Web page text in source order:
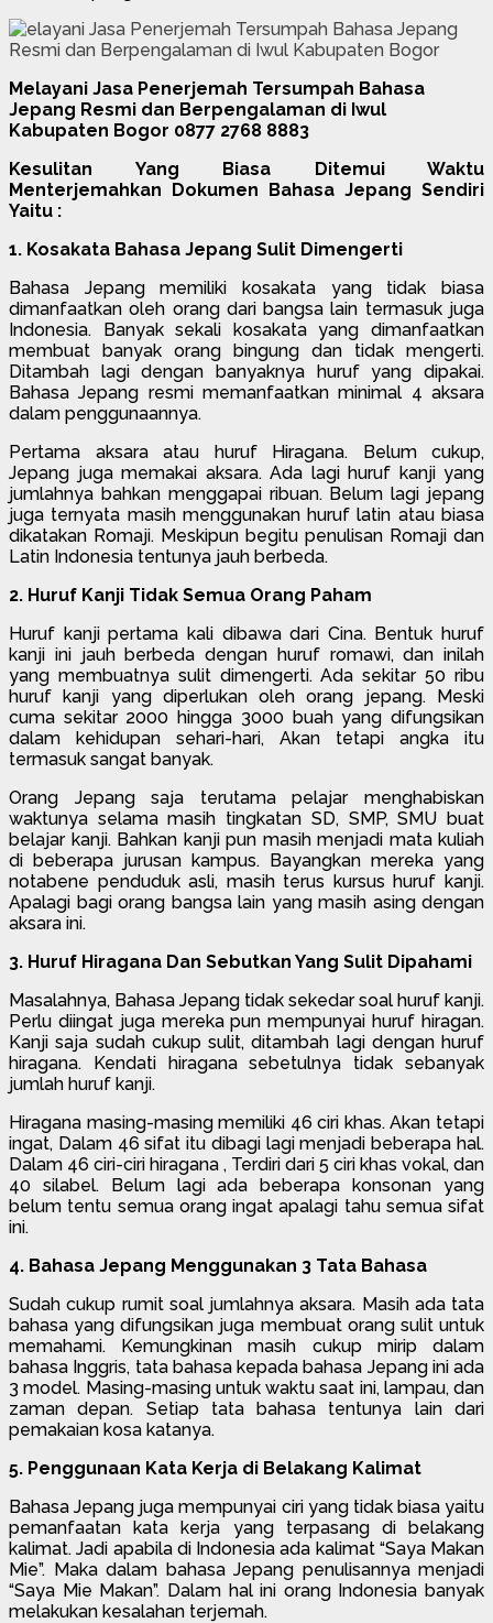
Melayani Jasa Penerjemah Tersumpah Bahasa
Jepang Resmi dan Berpengalaman di Iwul
Kabupaten Bogor 0877 2768 8883
Kesulitan Yang Biasa Ditemui Waktu
Menterjemahkan Dokumen Bahasa Jepang Sendiri
Yaitu :
1. Kosakata Bahasa Jepang Sulit Dimengerti
Bahasa Jepang memiliki kosakata yang tidak biasa
dimanfaatkan oleh orang dari bangsa lain termasuk juga
Indonesia. Banyak sekali kosakata yang dimanfaatkan
membuat banyak orang bingung dan tidak mengerti.
Ditambah lagi dengan banyaknya huruf yang dipakai.
Bahasa Jepang resmi memanfaatkan minimal 4 aksara
dalam penggunaannya.
Pertama aksara atau huruf Hiragana. Belum cukup,
Jepang juga memakai aksara. Ada lagi huruf kanji yang
jumlahnya bahkan menggapai ribuan. Belum lagi jepang
juga ternyata masih menggunakan huruf latin atau biasa
dikatakan Romaji. Meskipun begitu penulisan Romaji dan
Latin Indonesia tentunya jauh berbeda.
2. Huruf Kanji Tidak Semua Orang Paham
Huruf kanji pertama kali dibawa dari Cina. Bentuk huruf
kanji ini jauh berbeda dengan huruf romawi, dan inilah
yang membuatnya sulit dimengerti. Ada sekitar 50 ribu
huruf kanji yang diperlukan oleh orang jepang. Meski
cuma sekitar 2000 hingga 3000 buah yang difungsikan
dalam kehidupan sehari-hari, Akan tetapi angka itu
termasuk sangat banyak.
Orang Jepang saja terutama pelajar menghabiskan
waktunya selama masih tingkatan SD, SMP, SMU buat
belajar kanji. Bahkan kanji pun masih menjadi mata kuliah
di beberapa jurusan kampus. Bayangkan mereka yang
notabene penduduk asli, masih terus kursus huruf kanji.
Apalagi bagi orang bangsa lain yang masih asing dengan
aksara ini.
3. Huruf Hiragana Dan Sebutkan Yang Sulit Dipahami
Masalahnya, Bahasa Jepang tidak sekedar soal huruf kanji.
Perlu diingat juga mereka pun mempunyai huruf hiragan.
Kanji saja sudah cukup sulit, ditambah lagi dengan huruf
hiragana. Kendati hiragana sebetulnya tidak sebanyak
jumlah huruf kanji.
Hiragana masing-masing memiliki 46 ciri khas. Akan tetapi
ingat, Dalam 46 sifat itu dibagi lagi menjadi beberapa hal.
Dalam 46 ciri-ciri hiragana , Terdiri dari 5 ciri khas vokal, dan
40 silabel. Belum lagi ada beberapa konsonan yang
belum tentu semua orang ingat apalagi tahu semua sifat
ini.
4. Bahasa Jepang Menggunakan 3 Tata Bahasa
Sudah cukup rumit soal jumlahnya aksara. Masih ada tata
bahasa yang difungsikan juga membuat orang sulit untuk
memahami. Kemungkinan masih cukup mirip dalam
bahasa Inggris, tata bahasa kepada bahasa Jepang ini ada
3 model. Masing-masing untuk waktu saat ini, lampau, dan
zaman depan. Setiap tata bahasa tentunya lain dari
pemakaian kosa katanya.
5. Penggunaan Kata Kerja di Belakang Kalimat
Bahasa Jepang juga mempunyai ciri yang tidak biasa yaitu
pemanfaatan kata kerja yang terpasang di belakang
kalimat. Jadi apabila di Indonesia ada kalimat “Saya Makan
Mie”. Maka dalam bahasa Jepang penulisannya menjadi
“Saya Mie Makan”. Dalam hal ini orang Indonesia banyak
melakukan kesalahan terjemah.